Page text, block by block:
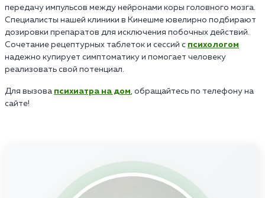
передачу импульсов между нейронами коры головного мозга.
Специалисты нашей клиники в Кинешме ювелирно подбирают
дозировки препаратов для исключения побочных действий.
Сочетание рецептурных таблеток и сессий с психологом
надежно купирует симптоматику и помогает человеку
реализовать свой потенциал.
Для вызова психиатра на дом, обращайтесь по телефону на
сайте!